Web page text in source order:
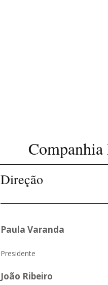
Direção
Paula Varanda
Presidente
João Ribeiro